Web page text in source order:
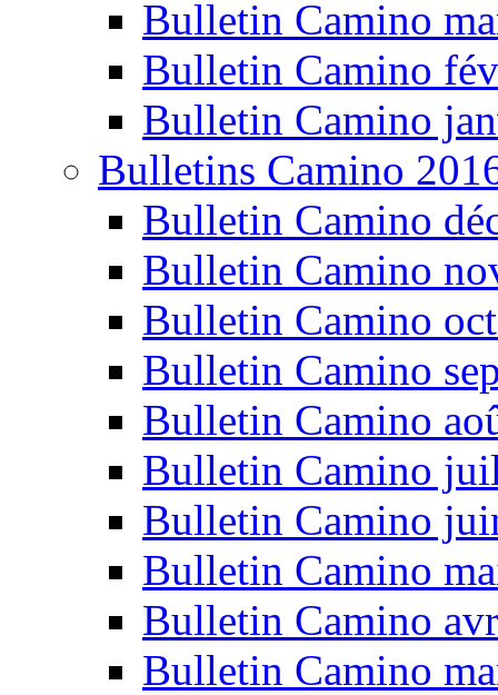
Bulletin Camino
Bulletin Camino
Bulletin Camino
Bulletins Camino
Bulletin Camino
Bulletin Camino
Bulletin Camino
Bulletin Camino
Bulletin Camino
Bulletin Camino
Bulletin Camino
Bulletin Camino
Bulletin Camino
Bulletin Camino